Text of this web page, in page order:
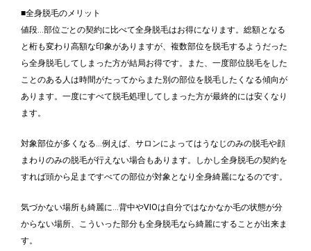
■全身脱毛のメリット
値段…部位ごとの契約に比べて全身脱毛はお得になります。総額となる
と桁も変わり高額な印象がありますが、複数部位を脱毛するようだった
ら全身脱毛してしまった方が結局お得です。また、一度部位脱毛をした
ことのある人は時間がたってからまた別の部位を脱毛したくなる傾向が
あります。一度にすべて脱毛処理してしまった方が最終的には安くなり
ます。
対象部位が多くなる…例えば、サロンによってはうなじのみの脱毛や顔
まわりのみの脱毛が行えない場合もあります。しかし全身脱毛の契約を
すれば頭から足まですべての部位が対象となり全身綺麗になるのです。
気づかない場所も綺麗に…背中やVIOは自分ではなかなか毛の状態が分
からない場所、こういった部分も全身脱毛なら綺麗にすることが出来ま
す。